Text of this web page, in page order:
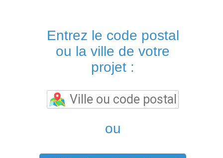
Entrez le code postal
ou la ville de votre
projet :
ou